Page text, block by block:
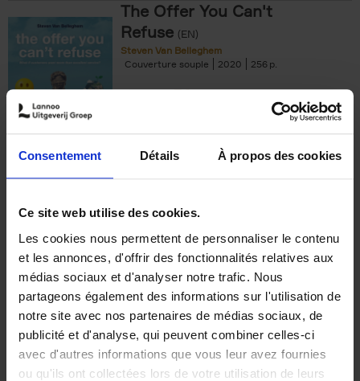
Consentement Détails À propos des cookies
Ce site web utilise des cookies.
Les cookies nous permettent de personnaliser le contenu
et les annonces, d'offrir des fonctionnalités relatives aux
médias sociaux et d'analyser notre trafic. Nous
partageons également des informations sur l'utilisation de
notre site avec nos partenaires de médias sociaux, de
publicité et d'analyse, qui peuvent combiner celles-ci
avec d'autres informations que vous leur avez fournies
ou qu'ils ont collectées lors de votre utilisation de leurs
The Offer You Can't
Refuse (EN)
Steven Van Belleghem
Couverture souple
2020 256
€37,50
Building Bonds = Building
Business
Jochen Roef Jozefien De Feyter
Carolien Boom
Couverture souple
2025 200
€29,99